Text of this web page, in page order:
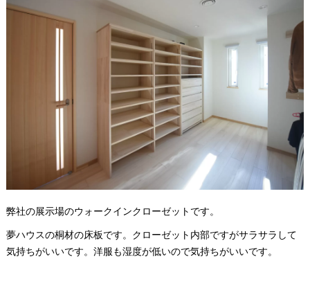
弊社の展示場のウォークインクローゼットです。
夢ハウスの桐材の床板です。クローゼット内部ですがサラサラして
気持ちがいいです。洋服も湿度が低いので気持ちがいいです。